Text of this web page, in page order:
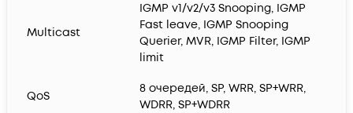
Multicast
IGMP v1/v2/v3 Snooping, IGMP
Fast leave, IGMP Snooping
Querier, MVR, IGMP Filter, IGMP
limit
QoS
8 очередей, SP, WRR, SP+WRR,
WDRR, SP+WDRR